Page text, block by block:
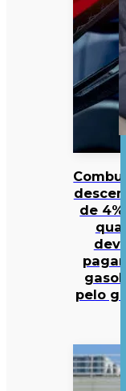
de 4%.
pagar
pelo